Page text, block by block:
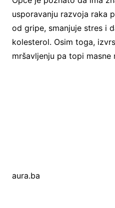
usporavanju razvoja raka
od gripe, smanjuje stres i
kolesterol. Osim toga,
mršavljenju pa topi masne
aura.ba